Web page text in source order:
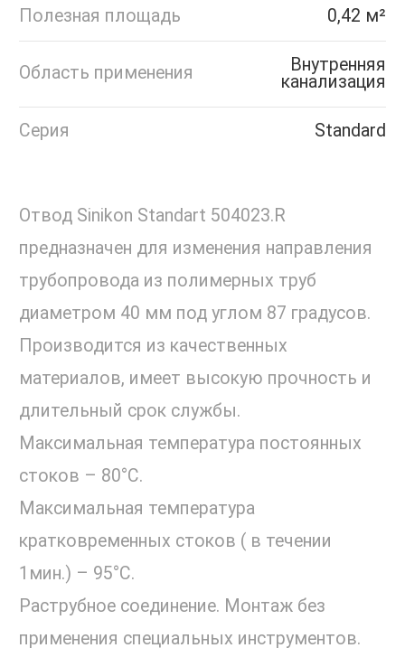
Полезная площадь 0,42 м²
Область применения
Внутренняя
канализация
Серия Standard
Отвод Sinikon Standart 504023.R
предназначен для изменения направления
трубопровода из полимерных труб
диаметром 40 мм под углом 87 градусов.
Производится из качественных
материалов, имеет высокую прочность и
длительный срок службы.
Максимальная температура постоянных
стоков – 80°С.
Максимальная температура
кратковременных стоков ( в течении
1мин.) – 95°С.
Раструбное соединение. Монтаж без
применения специальных инструментов.